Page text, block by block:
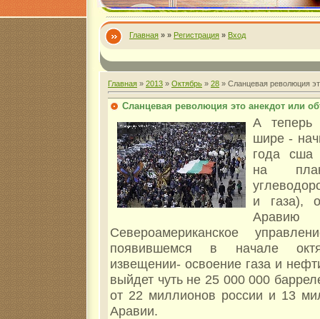
Главная » » Регистрация » Вход
Главная » 2013 » Октябрь » 28 » Сланцевая революция
Сланцевая революция это анекдот или
А теперь
шире -
года сша
на
и газа),
Североамериканское
появившемся в начале
извещении- освоение газа и
выйдет чуть не 25 000 000
от 22 миллионов россии и 13
Аравии.